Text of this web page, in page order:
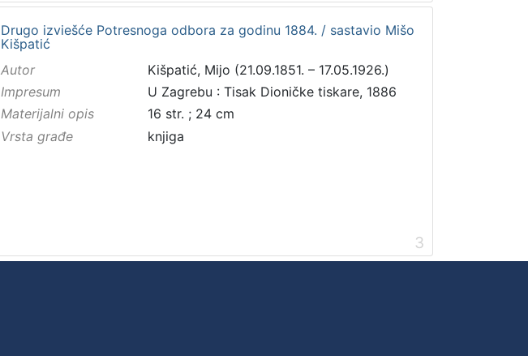
Drugo izviešće Potresnoga odbora za godinu 1884. / sastavio Mišo
Kišpatić
Autor
Kišpatić, Mijo (21.09.1851. – 17.05.1926.)
Impresum
U Zagrebu : Tisak Dioničke tiskare, 1886
Materijalni opis
16 str. ; 24 cm
Vrsta građe
knjiga
3